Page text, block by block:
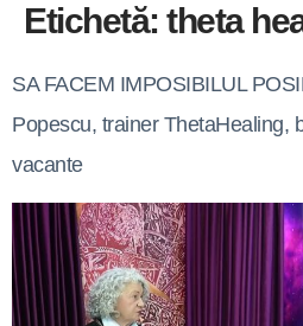
Etichetă: theta
SA FACEM IMPOSIBILUL
Popescu, trainer ThetaHealing,
vacante